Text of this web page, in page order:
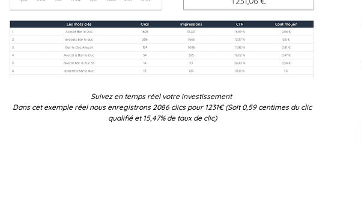
Suivez en temps réel votre investissement
Dans cet exemple réel nous enregistrons 2086 clics pour 1231€ (Soit 0,59 centimes du clic
qualifié et 15,47% de taux de clic)